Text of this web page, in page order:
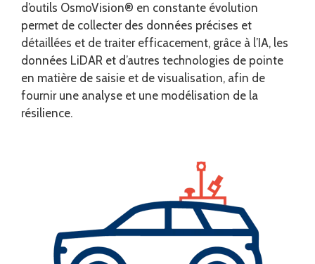
d’outils OsmoVision® en constante évolution
permet de collecter des données précises et
détaillées et de traiter efficacement, grâce à l’IA, les
données LiDAR et d’autres technologies de pointe
en matière de saisie et de visualisation, afin de
fournir une analyse et une modélisation de la
résilience.